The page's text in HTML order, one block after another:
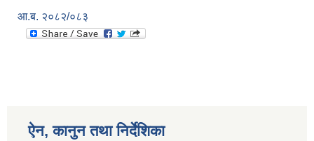
आ.ब. २०८२/०८३
ऐन, कानुन तथा निर्देशिका